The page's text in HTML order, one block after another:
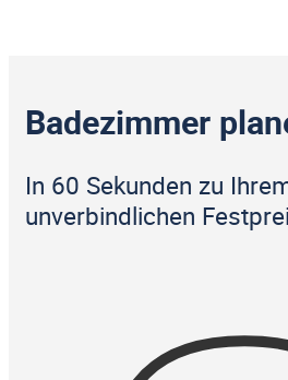
Badezimmer
In 60 Sekunden zu
unverbindlichen